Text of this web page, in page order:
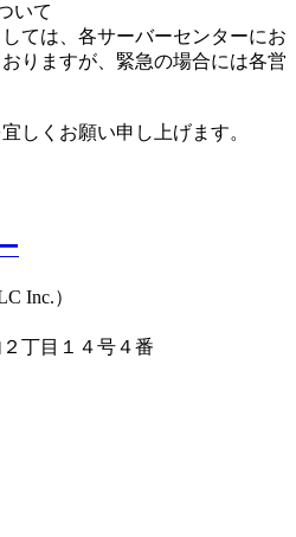
いて
ては、各サーバーセンターにお
りますが、緊急の場合には各営
しくお願い申し上げます。
Inc.）
丁目１４号４番